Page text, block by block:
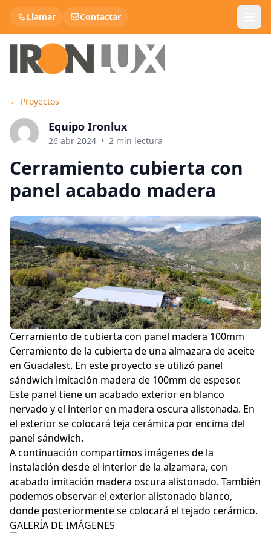
Llamar Contactar
Panel Sandwich Teja
Panel Cubierta
Panel Sandwich Fachada
Lana de roca
Chapa Metálica
Chapa Decorativa
Policarbonato
Accesorios
Blog
Proyectos
Instalaciones
← Proyectos
Equipo Ironlux
26 abr 2024 • 2 min lectura
Cerramiento cubierta con
panel acabado madera
Cerramiento de cubierta con panel madera 100mm
Cerramiento de la cubierta de una almazara de aceite
en Guadalest. En este proyecto se utilizó panel
sándwich imitación madera de 100mm de espesor.
Este panel tiene un acabado exterior en blanco
nervado y el interior en madera oscura alistonada. En
el exterior se colocará teja cerámica por encima del
panel sándwich.
A continuación compartimos imágenes de la
instalación desde el interior de la alzamara, con
acabado imitación madera oscura alistonado. También
podemos observar el exterior alistonado blanco,
donde posteriormente se colocará el tejado cerámico.
GALERÍA DE IMÁGENES